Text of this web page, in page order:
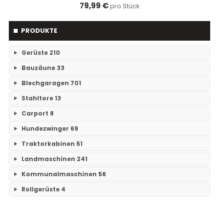
PRODUKTE
Gerüste 210
RAM- 1 Gerüst Breite 73 109
RAM-2 Gerüst Breite 70 101
Bauzäune 33
Einzelteile Bauzäune 7
Bauzäune SET 26
Blechgaragen 701
Einzelgaragen 89
Doppelgaragen 59
3-Fachgaragen
Mehrfachgaragen 12
Hallen 47
Stahltore13
Keine Unterkategorien
Carport 8
Keine Unterkategorien
Hundezwinger 69
Keine Unterkategorien
Traktorkabinen 51
Traktorkabinen 37
Mähdrescherkabine 14
Landmaschinen 241
Grubber 14
Kommunalmaschinen 56
Kehrmaschinen 19
Rollgerüste 4
79,99 €pro Stück